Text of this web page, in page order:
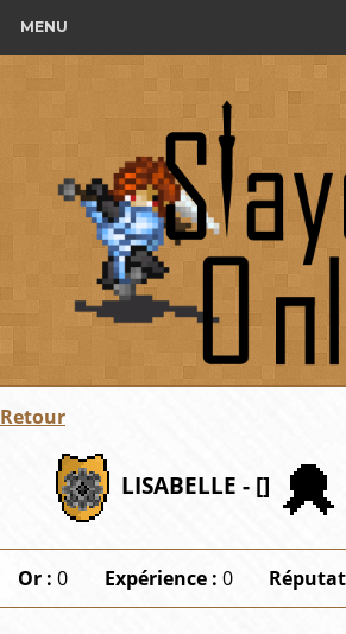
MENU
Retour
LISABELLE - []
Or :0 Expérience : 0